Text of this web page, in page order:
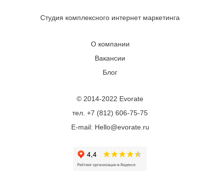
Студия комплексного интернет маркетинга
О компании
Вакансии
Блог
© 2014-2022 Evorate
тел. +7 (812) 606-75-75
E-mail: Hello@evorate.ru